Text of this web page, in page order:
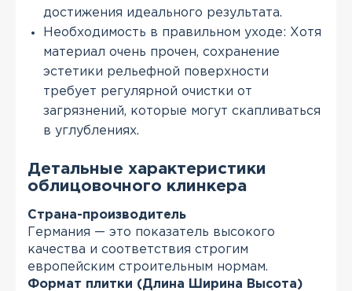
достижения идеального результата.
Необходимость в правильном уходе: Хотя
материал очень прочен, сохранение
эстетики рельефной поверхности
требует регулярной очистки от
загрязнений, которые могут скапливаться
в углублениях.
Детальные характеристики
облицовочного клинкера
Страна-производитель
Германия — это показатель высокого
качества и соответствия строгим
европейским строительным нормам.
Формат плитки (Длина Ширина Высота)